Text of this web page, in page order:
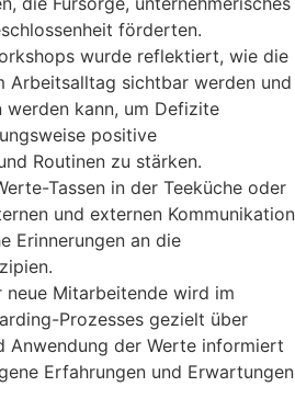
förderten.
wurde reflektiert, wie die
Arbeitsalltag sichtbar werden und
kann, um Defizite
positive
Routinen zu stärken.
Tassen in der Teeküche oder
und externen Kommunikation
Erinnerungen an die
neue Mitarbeitende wird im
Prozesses gezielt über
Anwendung der Werte informiert
Erfahrungen und Erwartungen